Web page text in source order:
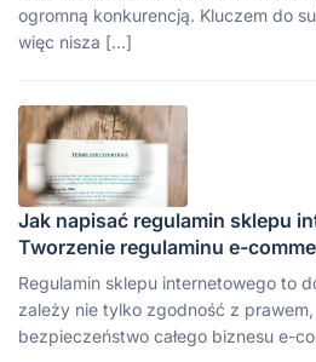
ogromną konkurencją. Kluczem do
więc nisza […]
Jak napisać regulamin sklepu
Tworzenie regulaminu e-
Regulamin sklepu internetowego to
zależy nie tylko zgodność z
bezpieczeństwo całego biznesu e-